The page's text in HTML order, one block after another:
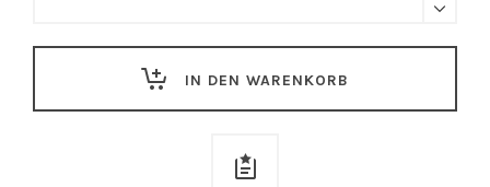
IN DEN WARENKORB